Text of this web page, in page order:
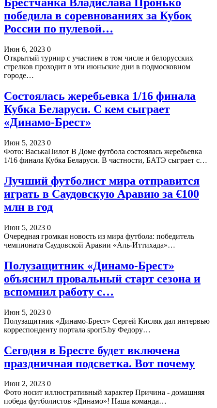
Брестчанка Владислава Пронько
победила в соревнованиях за Кубок
России по пулевой…
Июн 6, 2023 0
Открытый турнир с участием в том числе и белорусских
стрелков проходит в эти июньские дни в подмосковном
городе…
Состоялась жеребьевка 1/16 финала
Кубка Беларуси. С кем сыграет
«Динамо-Брест»
Июн 5, 2023 0
Фото: ВаськаПилот В Доме футбола состоялась жеребьевка
1/16 финала Кубка Беларуси. В частности, БАТЭ сыграет с…
Лучший футболист мира отправится
играть в Саудовскую Аравию за €100
млн в год
Июн 5, 2023 0
Очередная громкая новость из мира футбола: победитель
чемпионата Саудовской Аравии «Аль-Иттихада»…
Полузащитник «Динамо-Брест»
объяснил провальный старт сезона и
вспомнил работу с…
Июн 5, 2023 0
Полузащитник «Динамо-Брест» Сергей Кисляк дал интервью
корреспонденту портала sport5.by Федору…
Сегодня в Бресте будет включена
праздничная подсветка. Вот почему
Июн 2, 2023 0
Фото носит иллюстративный характер Причина - домашняя
победа футболистов «Динамо»! Наша команда…